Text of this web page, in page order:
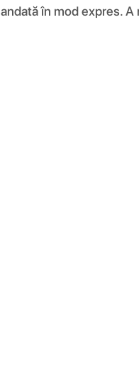
în mod expres.